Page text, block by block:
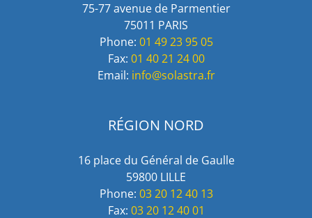
75-77 avenue de Parmentier
75011 PARIS
Phone: 01 49 23 95 05
Fax: 01 40 21 24 00
Email: info@solastra.fr
RÉGION NORD
16 place du Général de Gaulle
59800 LILLE
Phone: 03 20 12 40 13
Fax: 03 20 12 40 01